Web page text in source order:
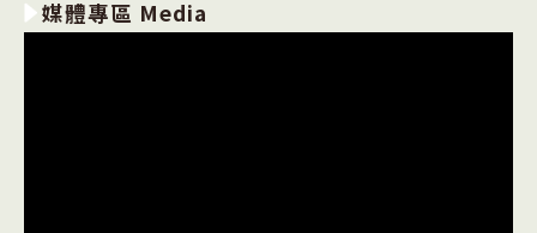
媒體專區 Media